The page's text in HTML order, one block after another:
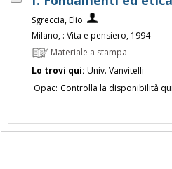
Sgreccia, Elio
Milano, : Vita e pensiero, 1994
Materiale a stampa
Lo trovi qui: Univ. Vanvitelli
Opac: Controlla la disponibilità